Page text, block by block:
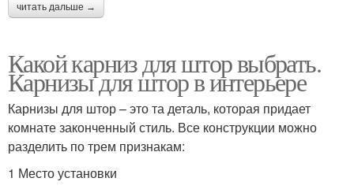
читать дальше →
Какой карниз для штор выбрать.
Карнизы для штор в интерьере
Карнизы для штор – это та деталь, которая придает
комнате законченный стиль. Все конструкции можно
разделить по трем признакам:
1 Место установки